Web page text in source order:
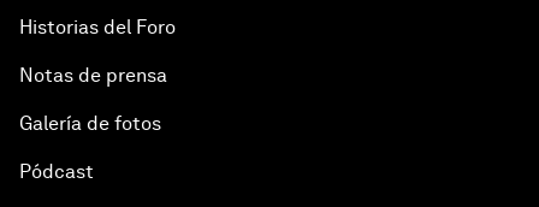
Historias del Foro
Notas de prensa
Galería de fotos
Pódcast